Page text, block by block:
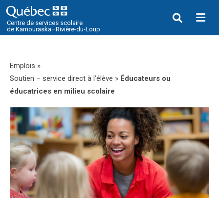
Emplois »
Soutien – service direct à l’élève » Éducateurs ou
éducatrices en milieu scolaire
Centre de services scolaire
de Kamouraska–Rivière-du-Loup